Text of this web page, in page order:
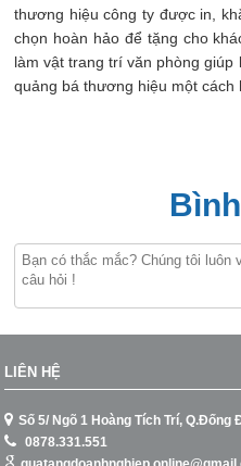
thương hiệu công ty được in,
chọn hoàn hảo để tặng cho
làm vật trang trí văn phòng
quảng bá thương hiệu một cách
LIÊN HỆ
Số 5/ Ngõ 1 Hoàng Tích Trí, Q.Đống
0878.331.551